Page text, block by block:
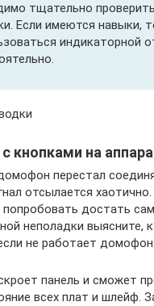
тщательно
Если имеются навыки,
индикаторной
кнопками на
перестал
отсылается
достать
неполадки выясните,
не работает домофон.
панель и сможет
всех плат и шлейф.